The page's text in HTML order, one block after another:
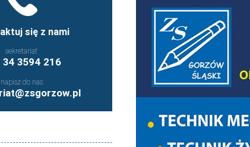
się z nami
sekretariat
34 3594 216
napisz do nas